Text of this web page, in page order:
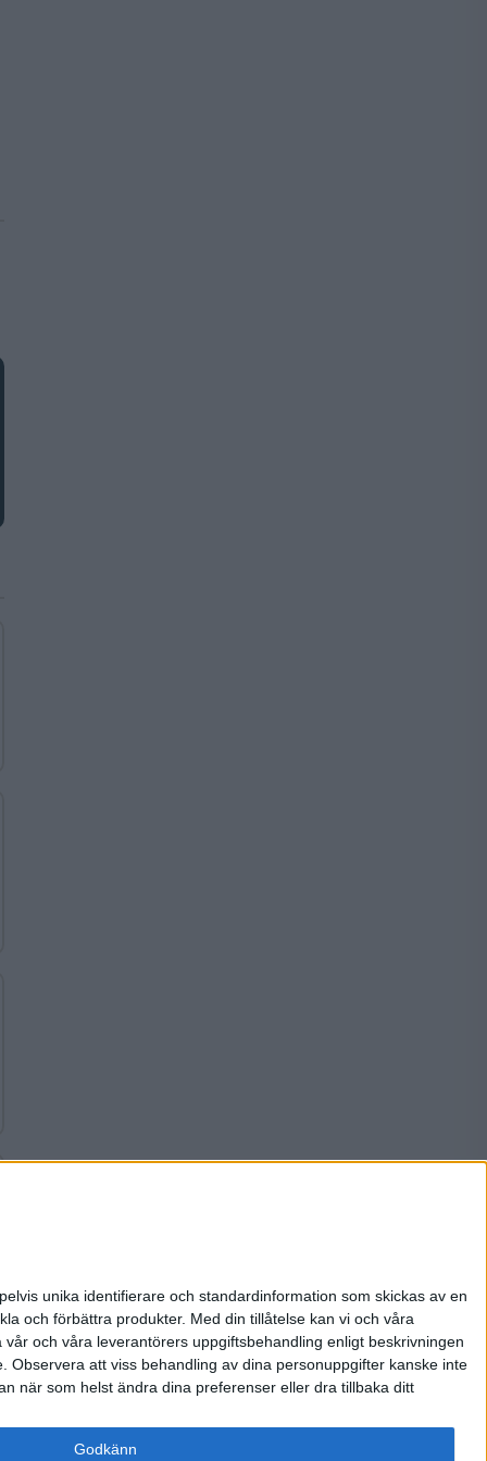
unika identifierare och standardinformation som skickas av en
och förbättra produkter. Med din tillåtelse kan vi och våra
och våra leverantörers uppgiftsbehandling enligt beskrivningen
Observera att viss behandling av dina personuppgifter kanske inte
när som helst ändra dina preferenser eller dra tillbaka ditt
Godkänn
Om ossAnnonsera